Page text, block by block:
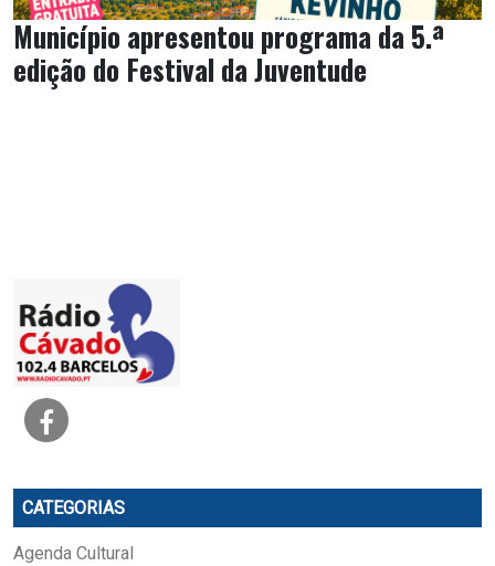
Município apresentou programa da 5.ª
edição do Festival da Juventude
CATEGORIAS
Agenda Cultural